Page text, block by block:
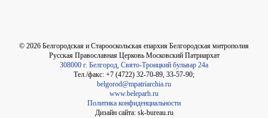
© 2026 Белгородская и Старооскольская епархия Белгородская митрополия
Русская Православная Церковь Московский Патриархат
308000 г. Белгород, Свято-Троицкий бульвар 24а
Тел./факс: +7 (4722) 32-70-89, 33-57-90;
belgorod@mpatriarchia.ru
www.beleparh.ru
Политика конфиденциальности
Дизайн сайта: sk-bureau.ru